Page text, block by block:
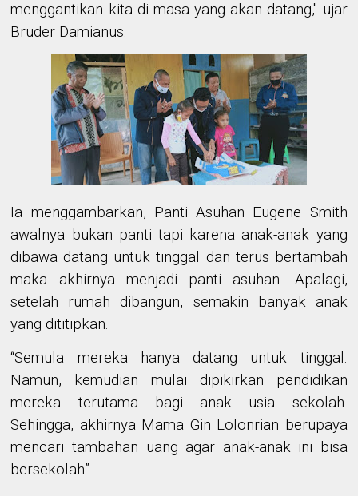
menggantikan kita di masa yang akan datang," ujar
Bruder Damianus.
Ia menggambarkan, Panti Asuhan Eugene Smith
awalnya bukan panti tapi karena anak-anak yang
dibawa datang untuk tinggal dan terus bertambah
maka akhirnya menjadi panti asuhan. Apalagi,
setelah rumah dibangun, semakin banyak anak
yang dititipkan.
“Semula mereka hanya datang untuk tinggal.
Namun, kemudian mulai dipikirkan pendidikan
mereka terutama bagi anak usia sekolah.
Sehingga, akhirnya Mama Gin Lolonrian berupaya
mencari tambahan uang agar anak-anak ini bisa
bersekolah”.